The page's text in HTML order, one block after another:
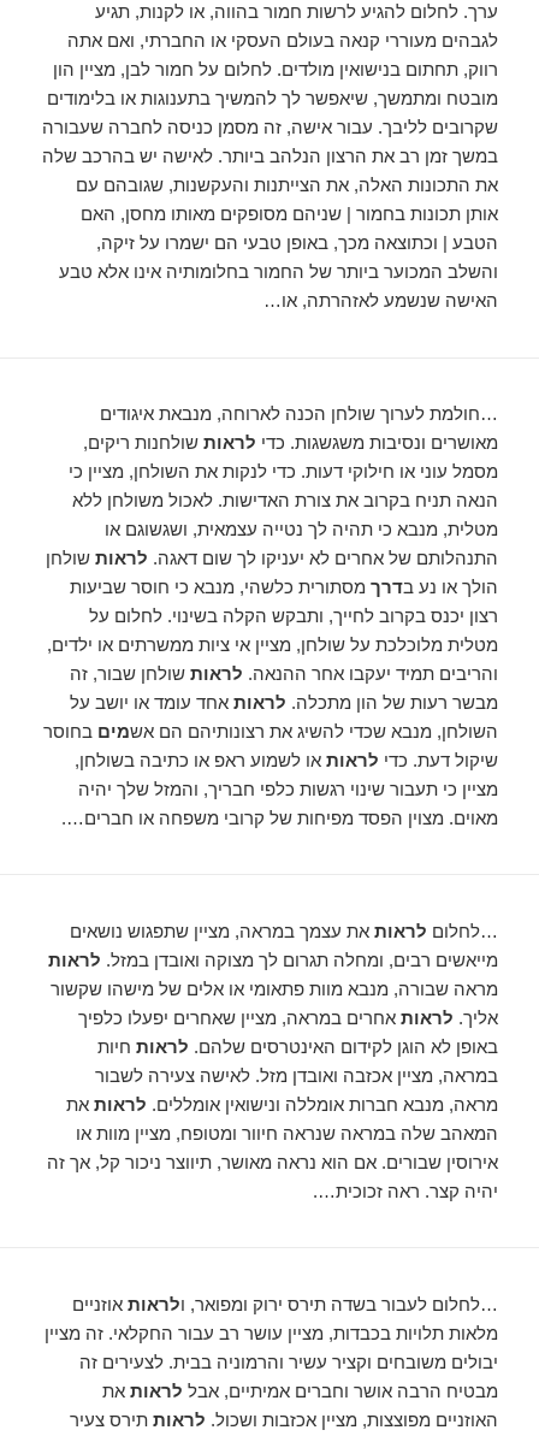
ערך. לחלום להגיע לרשות חמור בהווה, או לקנות, תגיע
לגבהים מעוררי קנאה בעולם העסקי או החברתי, ואם אתה
רווק, תחתום בנישואין מולדים. לחלום על חמור לבן, מציין הון
מובטח ומתמשך, שיאפשר לך להמשיך בתענוגות או בלימודים
שקרובים לליבך. עבור אישה, זה מסמן כניסה לחברה שעבורה
במשך זמן רב את הרצון הנלהב ביותר. לאישה יש בהרכב שלה
את התכונות האלה, את הצייתנות והעקשנות, שגובהם עם
אותן תכונות בחמור | שניהם מסופקים מאותו מחסן, האם
הטבע | וכתוצאה מכך, באופן טבעי הם ישמרו על זיקה,
והשלב המכוער ביותר של החמור בחלומותיה אינו אלא טבע
האישה שנשמע לאזהרתה, או…
…חולמת לערוך שולחן הכנה לארוחה, מנבאת איגודים
מאושרים ונסיבות משגשגות. כדי לראות שולחנות ריקים,
מסמל עוני או חילוקי דעות. כדי לנקות את השולחן, מציין כי
הנאה תניח בקרוב את צורת האדישות. לאכול משולחן ללא
מטלית, מנבא כי תהיה לך נטייה עצמאית, ושגשוגם או
התנהלותם של אחרים לא יעניקו לך שום דאגה. לראות שולחן
הולך או נע בדרך מסתורית כלשהי, מנבא כי חוסר שביעות
רצון יכנס בקרוב לחייך, ותבקש הקלה בשינוי. לחלום על
מטלית מלוכלכת על שולחן, מציין אי ציות ממשרתים או ילדים,
והריבים תמיד יעקבו אחר ההנאה. לראות שולחן שבור, זה
מבשר רעות של הון מתכלה. לראות אחד עומד או יושב על
השולחן, מנבא שכדי להשיג את רצונותיהם הם אשמים בחוסר
שיקול דעת. כדי לראות או לשמוע ראפ או כתיבה בשולחן,
מציין כי תעבור שינוי רגשות כלפי חבריך, והמזל שלך יהיה
מאוים. מצוין הפסד מפיחות של קרובי משפחה או חברים….
…לחלום לראות את עצמך במראה, מציין שתפגוש נושאים
מייאשים רבים, ומחלה תגרום לך מצוקה ואובדן במזל. לראות
מראה שבורה, מנבא מוות פתאומי או אלים של מישהו שקשור
אליך. לראות אחרים במראה, מציין שאחרים יפעלו כלפיך
באופן לא הוגן לקידום האינטרסים שלהם. לראות חיות
במראה, מציין אכזבה ואובדן מזל. לאישה צעירה לשבור
מראה, מנבא חברות אומללה ונישואין אומללים. לראות את
המאהב שלה במראה שנראה חיוור ומטופח, מציין מוות או
אירוסין שבורים. אם הוא נראה מאושר, תיווצר ניכור קל, אך זה
יהיה קצר. ראה זכוכית….
…לחלום לעבור בשדה תירס ירוק ומפואר, ולראות אוזניים
מלאות תלויות בכבדות, מציין עושר רב עבור החקלאי. זה מציין
יבולים משובחים וקציר עשיר והרמוניה בבית. לצעירים זה
מבטיח הרבה אושר וחברים אמיתיים, אבל לראות את
האוזניים מפוצצות, מציין אכזבות ושכול. לראות תירס צעיר